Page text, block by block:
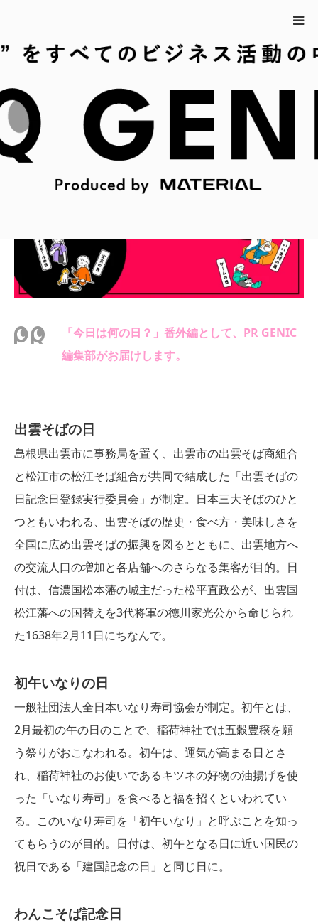
ホーム 2月11日の今日は何の日？
2月11日の今日は何の日？
「今日は何の日？」番外編として、PR GENIC
編集部がお届けします。
出雲そばの日
島根県出雲市に事務局を置く、出雲市の出雲そば商組合
と松江市の松江そば組合が共同で結成した「出雲そばの
日記念日登録実行委員会」が制定。日本三大そばのひと
つともいわれる、出雲そばの歴史・食べ方・美味しさを
全国に広め出雲そばの振興を図るとともに、出雲地方へ
の交流人口の増加と各店舗へのさらなる集客が目的。日
付は、信濃国松本藩の城主だった松平直政公が、出雲国
松江藩への国替えを3代将軍の徳川家光公から命じられ
た1638年2月11日にちなんで。
初午いなりの日
一般社団法人全日本いなり寿司協会が制定。初午とは、
2月最初の午の日のことで、稲荷神社では五穀豊穣を願
う祭りがおこなわれる。初午は、運気が高まる日とさ
れ、稲荷神社のお使いであるキツネの好物の油揚げを使
った「いなり寿司」を食べると福を招くといわれてい
る。このいなり寿司を「初午いなり」と呼ぶことを知っ
てもらうのが目的。日付は、初午となる日に近い国民の
祝日である「建国記念の日」と同じ日に。
わんこそば記念日